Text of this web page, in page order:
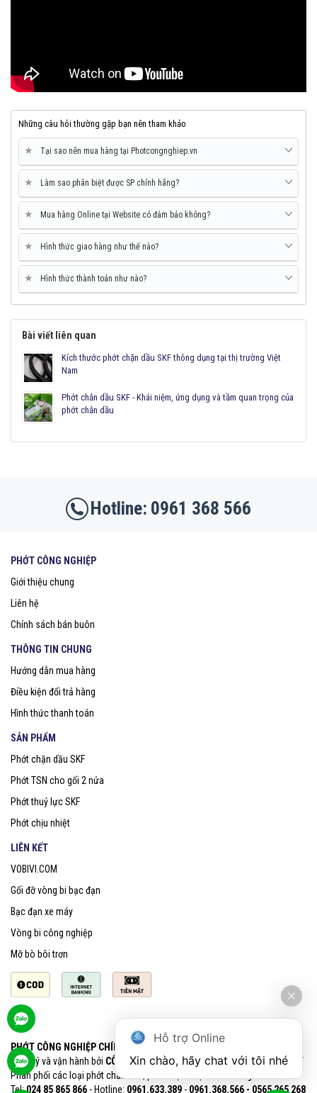
Những câu hỏi thường gặp bạn nên tham khảo
★ Tại sao nên mua hàng tại Photcongnghiep.vn
★ Làm sao phân biệt được SP chính hãng?
★ Mua hàng Online tại Website có đảm bảo không?
★ Hình thức giao hàng như thế nào?
★ Hình thức thành toán như nào?
Bài viết liên quan
Kích thước phớt chặn dầu SKF thông dụng tại thị trường Việt
Nam
Phớt chắn dầu SKF - Khái niệm, ứng dụng và tầm quan trọng của
phớt chắn dầu
0961 368 566
PHỚT CÔNG NGHIỆP
Giới thiệu chung
Liên hệ
Chính sách bán buôn
THÔNG TIN CHUNG
Hướng dẫn mua hàng
Điều kiện đổi trả hàng
Hình thức thanh toán
SẢN PHẨM
Phớt chặn dầu SKF
Phớt TSN cho gối 2 nửa
Phớt thuỷ lực SKF
Phớt chịu nhiệt
LIÊN KẾT
VOBIVI.COM
Gối đỡ vòng bi bạc đạn
Bạc đạn xe máy
Vòng bi công nghiệp
Mỡ bò bôi trơn
PHỚT CÔNG NGHIỆP CHÍNH HÃNG SKF
Quản lý và vận hành bởi CÔNG TY CỔ PHẦN VOBIVI - Đại lý uỷ quyền SKF
Phân phối các loại phớt chắn dầu, phớt chịu nhiệt chính hãng SKF
Tel:024 85 865 866 - Hotline: 0961.633.389​ - 0961.368.566 - 0565 265 268​
Hỗ trợ Online
Xin chào, hãy chat với tôi nhé